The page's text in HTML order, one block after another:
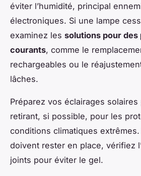
éviter l’humidité, principal
électroniques. Si une lampe
examinez les solutions pour des
courants, comme le
rechargeables ou le
lâches.
Préparez vos éclairages solaires
retirant, si possible, pour les
conditions climatiques
doivent rester en place, vérifiez
joints pour éviter le gel.